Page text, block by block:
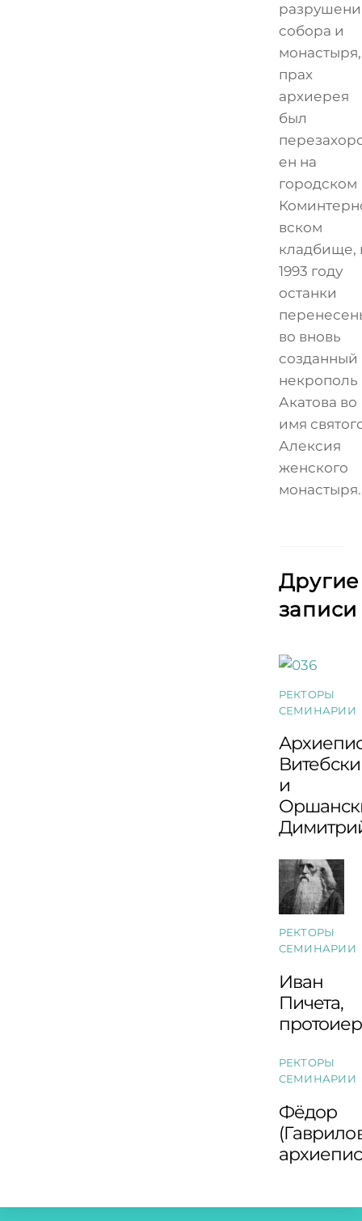
собора и
монастыря,
прах
архиерея
был
ен на
городском
вском
кладбище,
1993 году
останки
во вновь
созданный
некрополь
Акатова во
имя
Алексия
женского
монастыря.
Другие
записи
РЕКТОРЫ
СЕМИНАРИИ
и
РЕКТОРЫ
СЕМИНАРИИ
Иван
Пичета,
РЕКТОРЫ
СЕМИНАРИИ
Фёдор